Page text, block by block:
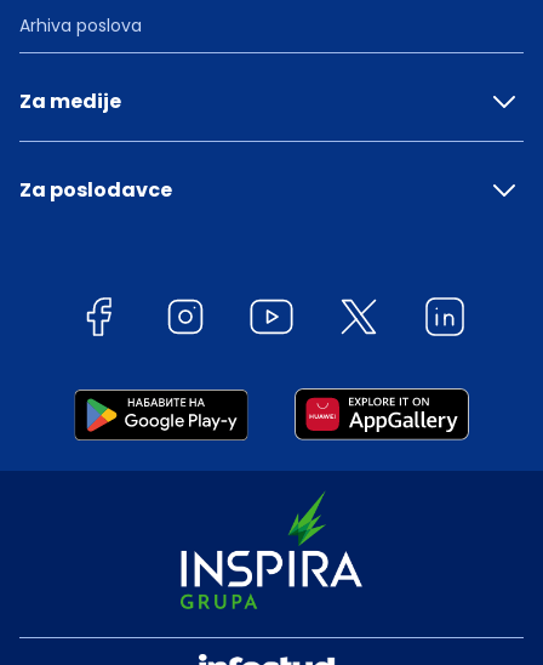
Arhiva poslova
Za medije
Za poslodavce